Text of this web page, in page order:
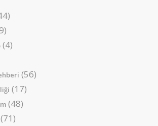
(4)
(56)
(17)
(48)